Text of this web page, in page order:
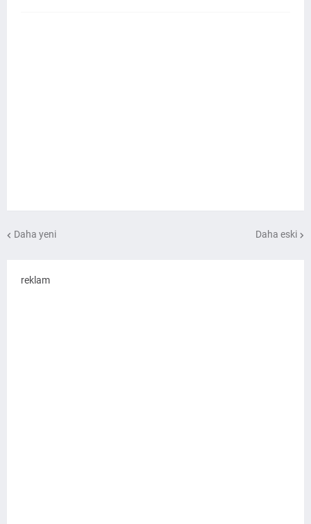
Daha yeni Daha eski
reklam